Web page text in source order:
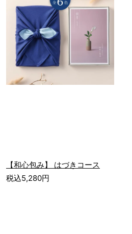
【和心包み】 はづきコース
税込5,280円